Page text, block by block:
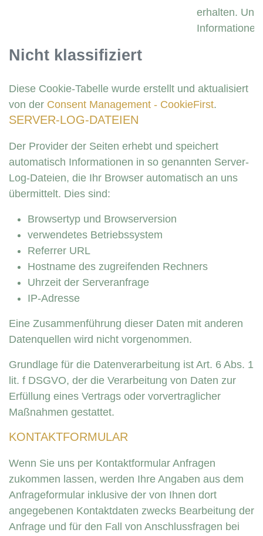
Nicht klassifiziert
erhalten.
Diese Cookie-Tabelle wurde erstellt und aktualisiert
von der Consent Management - CookieFirst.
SERVER-LOG-DATEIEN
Der Provider der Seiten erhebt und speichert
automatisch Informationen in so genannten Server-
Log-Dateien, die Ihr Browser automatisch an uns
übermittelt. Dies sind:
Browsertyp und Browserversion
verwendetes Betriebssystem
Referrer URL
Hostname des zugreifenden Rechners
Uhrzeit der Serveranfrage
IP-Adresse
Eine Zusammenführung dieser Daten mit anderen
Datenquellen wird nicht vorgenommen.
Grundlage für die Datenverarbeitung ist Art. 6 Abs. 1
lit. f DSGVO, der die Verarbeitung von Daten zur
Erfüllung eines Vertrags oder vorvertraglicher
Maßnahmen gestattet.
KONTAKTFORMULAR
Wenn Sie uns per Kontaktformular Anfragen
zukommen lassen, werden Ihre Angaben aus dem
Anfrageformular inklusive der von Ihnen dort
angegebenen Kontaktdaten zwecks Bearbeitung der
Anfrage und für den Fall von Anschlussfragen bei